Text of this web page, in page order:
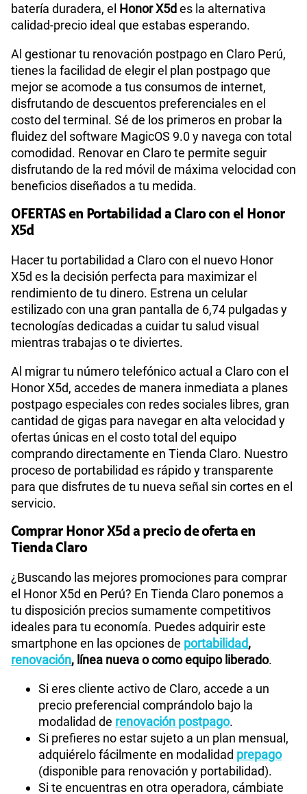
batería duradera, el Honor X5des la alternativa
calidad-precio ideal que estabas esperando.
Al gestionar tu renovación postpago en Claro Perú,
tienes la facilidad de elegir el plan postpago que
mejor se acomode a tus consumos de internet,
disfrutando de descuentos preferenciales en el
costo del terminal. Sé de los primeros en probar la
fluidez del software MagicOS 9.0 y navega con total
comodidad. Renovar en Claro te permite seguir
disfrutando de la red móvil de máxima velocidad con
beneficios diseñados a tu medida.
OFERTAS en Portabilidad a Claro con el Honor
X5d
Hacer tu portabilidad a Claro con el nuevo Honor
X5d es la decisión perfecta para maximizar el
rendimiento de tu dinero. Estrena un celular
estilizado con una gran pantalla de 6,74 pulgadas y
tecnologías dedicadas a cuidar tu salud visual
mientras trabajas o te diviertes.
Al migrar tu número telefónico actual a Claro con el
Honor X5d, accedes de manera inmediata a planes
postpago especiales con redes sociales libres, gran
cantidad de gigas para navegar en alta velocidad y
ofertas únicas en el costo total del equipo
comprando directamente en Tienda Claro. Nuestro
proceso de portabilidad es rápido y transparente
para que disfrutes de tu nueva señal sin cortes en el
servicio.
Comprar Honor X5d a precio de oferta en
Tienda Claro
¿Buscando las mejores promociones para comprar
el Honor X5d en Perú? En Tienda Claro ponemos a
tu disposición precios sumamente competitivos
ideales para tu economía. Puedes adquirir este
smartphone en las opciones de portabilidad,
renovación, línea nueva o como equipo liberado.
Si eres cliente activo de Claro, accede a un
precio preferencial comprándolo bajo la
modalidad de renovación postpago.
Si prefieres no estar sujeto a un plan mensual,
adquiérelo fácilmente en modalidad prepago
(disponible para renovación y portabilidad).
Si te encuentras en otra operadora, cámbiate